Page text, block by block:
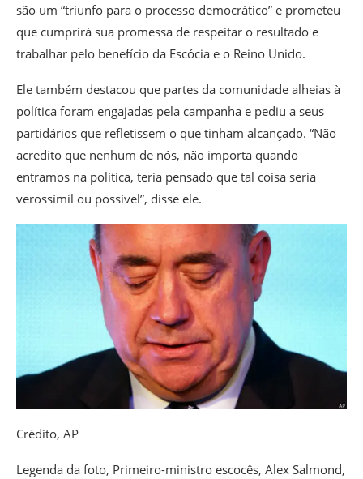
são um “triunfo para o processo democrático” e prometeu
que cumprirá sua promessa de respeitar o resultado e
trabalhar pelo benefício da Escócia e o Reino Unido.
Ele também destacou que partes da comunidade alheias à
política foram engajadas pela campanha e pediu a seus
partidários que refletissem o que tinham alcançado. “Não
acredito que nenhum de nós, não importa quando
entramos na política, teria pensado que tal coisa seria
verossímil ou possível”, disse ele.
Crédito, AP
Legenda da foto, Primeiro-ministro escocês, Alex Salmond,